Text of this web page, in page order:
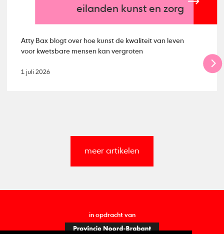
eilanden kunst en zorg
Atty Bax blogt over hoe kunst de kwaliteit van leven
voor kwetsbare mensen kan vergroten
1 juli 2026
meer artikelen
in opdracht van